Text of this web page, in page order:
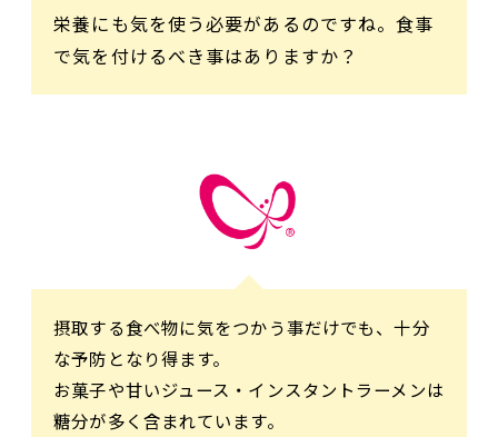
栄養にも気を使う必要があるのですね。食事
で気を付けるべき事はありますか？
摂取する食べ物に気をつかう事だけでも、十分
な予防となり得ます。
お菓子や甘いジュース・インスタントラーメンは
糖分が多く含まれています。